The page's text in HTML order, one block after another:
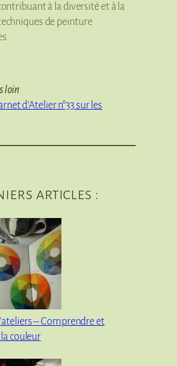
à la diversité et à la
de peinture
loin
d’Atelier n°33 sur les
articles :
– Comprendre et
couleur